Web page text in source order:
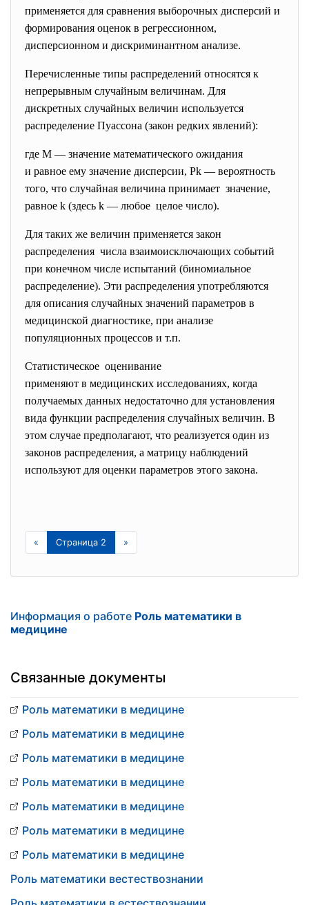
применяется для сравнения выборочных дисперсий и
формирования оценок в регрессионном,
дисперсионном и дискриминантном анализе.
Перечисленные типы распределений относятся к
непрерывным случайным величинам. Для
дискретных случайных величин используется
распределение Пуассона (закон редких явлений):
где М — значение математического ожидания
и равное ему значение дисперсии, Pk — вероятность
того, что случайная величина принимает значение,
равное k (здесь k — любое целое число).
Для таких же величин применяется закон
распределения числа взаимоисключающих событий
при конечном числе испытаний (биномиальное
распределение). Эти распределения употребляются
для описания случайных значений параметров в
медицинской диагностике, при анализе
популяционных процессов и т.п.
Статистическое оценивание
применяют в медицинских исследованиях, когда
получаемых данных недостаточно для установления
вида функции распределения случайных величин. В
этом случае предполагают, что реализуется один из
законов распределения, а матрицу наблюдений
используют для оценки параметров этого закона.
« Страница 2 »
Информация о работе Роль математики в
медицине
Связанные документы
Роль математики в медицине
Роль математики в медицине
Роль математики в медицине
Роль математики в медицине
Роль математики в медицине
Роль математики в медицине
Роль математики в медицине
Роль математики вестествознании